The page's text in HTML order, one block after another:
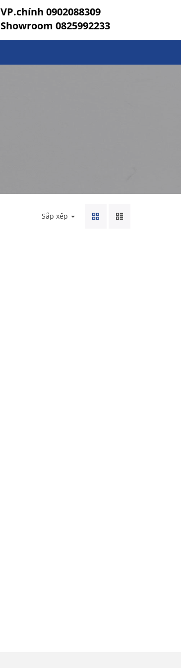
VP.chính 0902088309
Showroom 0825992233
Sắp xếp